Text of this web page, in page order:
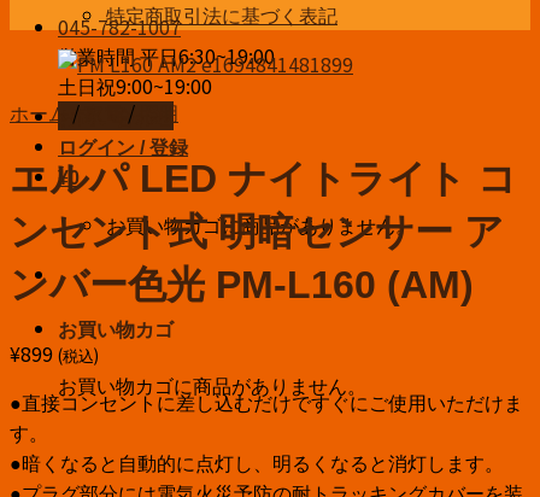
045-782-1007
営業時間 平日6:30~19:00
土日祝9:00~19:00
お問い合わせ
ログイン / 登録
¥0
お買い物カゴに商品がありません。
お買い物カゴ
お買い物カゴに商品がありません。
特定商取引法に基づく表記
ホーム / / 照明
エルパ LED ナイトライト コ
ンセント式 明暗センサー ア
ンバー色光 PM-L160 (AM)
¥899 (税込)
●直接コンセントに差し込むだけですぐにご使用いただけま
す。
●暗くなると自動的に点灯し、明るくなると消灯します。